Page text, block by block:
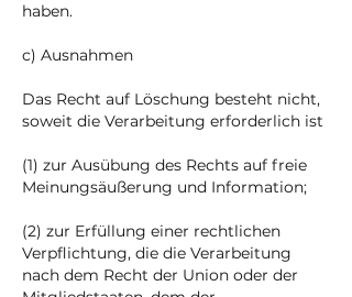
haben.
c) Ausnahmen
Das Recht auf Löschung besteht nicht,
soweit die Verarbeitung erforderlich ist
(1) zur Ausübung des Rechts auf freie
Meinungsäußerung und Information;
(2) zur Erfüllung einer rechtlichen
Verpflichtung, die die Verarbeitung
nach dem Recht der Union oder der